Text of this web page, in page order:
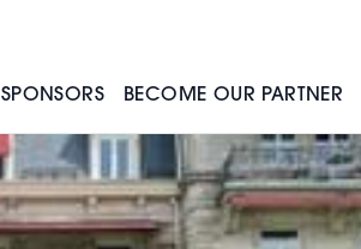
SPONSORS BECOME OUR PARTNER